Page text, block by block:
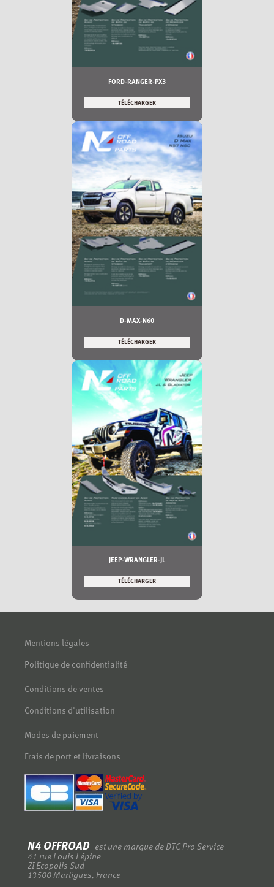
FORD-RANGER-PX3
TÉLÉCHARGER
D-MAX-N60
TÉLÉCHARGER
JEEP-WRANGLER-JL
TÉLÉCHARGER
Mentions légales
Politique de confidentialité
Conditions de ventes
Conditions d'utilisation
Modes de paiement
Frais de port et livraisons
N4 OFFROAD est une marque de DTC Pro Service
-
41 rue Louis Lépine
-
ZI Ecopolis Sud
-13500 Martigues, France